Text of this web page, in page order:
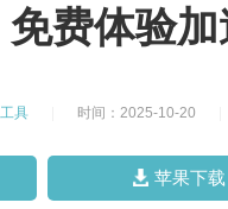
免费体验
工具 时间：2025-10-20
苹果下载